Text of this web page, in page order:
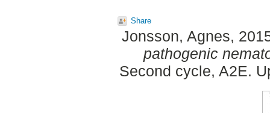
Share
Jonsson, Agnes,
pathogenic
Second cycle, A2E.